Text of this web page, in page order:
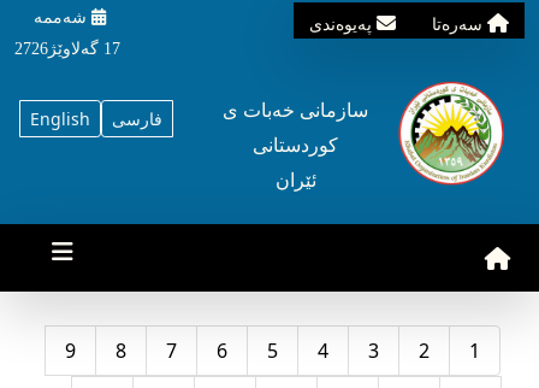
سه‌ره‌تا په‌یوه‌ندی
شه‌ممه‌
17 گه‌لاوێژ2726
English فارسی
سازمانی خه‌بات ی
کوردستانی
ئێران
1
2
3
4
5
6
7
8
9